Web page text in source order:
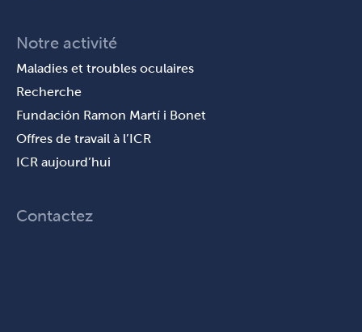
Notre activité
Maladies et troubles oculaires
Recherche
Fundación Ramon Martí i Bonet
Offres de travail à l’ICR
ICR aujourd’hui
Contactez